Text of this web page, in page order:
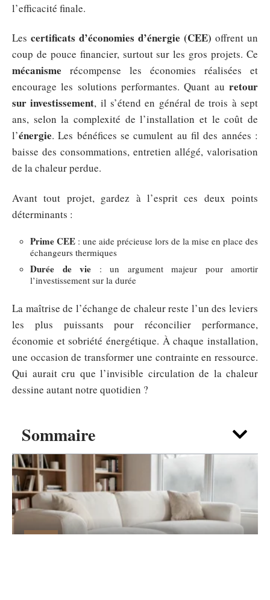
Sommaire
DÉCO
l’efficacité finale.
Les certificats d’économies d’énergie (CEE) offrent un
coup de pouce financier, surtout sur les gros projets. Ce
mécanisme récompense les économies réalisées et
encourage les solutions performantes. Quant au retour
sur investissement, il s’étend en général de trois à sept
ans, selon la complexité de l’installation et le coût de
l’énergie. Les bénéfices se cumulent au fil des années :
baisse des consommations, entretien allégé, valorisation
de la chaleur perdue.
Avant tout projet, gardez à l’esprit ces deux points
déterminants :
Prime CEE : une aide précieuse lors de la mise en place des
échangeurs thermiques
Durée de vie : un argument majeur pour amortir
l’investissement sur la durée
La maîtrise de l’échange de chaleur reste l’un des leviers
les plus puissants pour réconcilier performance,
économie et sobriété énergétique. À chaque installation,
une occasion de transformer une contrainte en ressource.
Qui aurait cru que l’invisible circulation de la chaleur
dessine autant notre quotidien ?